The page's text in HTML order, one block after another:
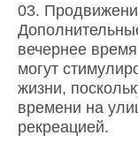
вечернее
могут
жизни,
времени на
рекреацией.